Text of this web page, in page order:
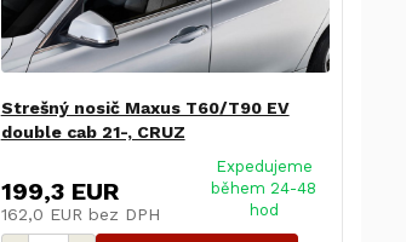
Strešný nosič Maxus T60/T90 EV
double cab 21-, CRUZ
199,3 EUR
162,0 EUR bez DPH
Expedujeme
během 24-48
hod